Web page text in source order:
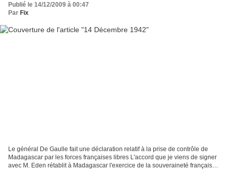
Publié le 14/12/2009 à 00:47
Par Fix
Le général De Gaulle fait une déclaration relatif à la prise de contrôle de
Madagascar par les forces françaises libres L'accord que je viens de signer
avec M. Eden rétablit à Madagascar l'exercice de la souveraineté française